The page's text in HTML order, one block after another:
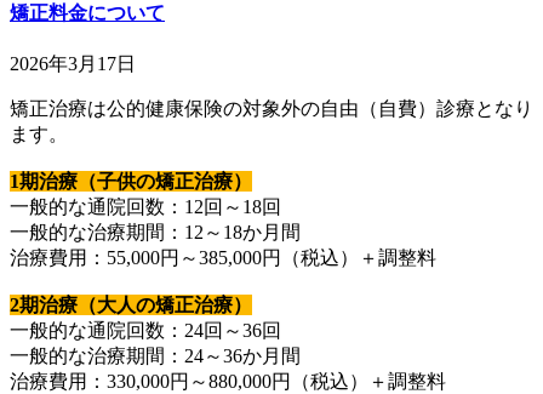
矯正料金について
2026年3月17日
矯正治療は公的健康保険の対象外の自由（自費）診療となり
ます。
1期治療（子供の矯正治療）
一般的な通院回数：12回～18回
一般的な治療期間：12～18か月間
治療費用：55,000円～385,000円（税込）＋調整料
2期治療（大人の矯正治療）
一般的な通院回数：24回～36回
一般的な治療期間：24～36か月間
治療費用：330,000円～880,000円（税込）＋調整料